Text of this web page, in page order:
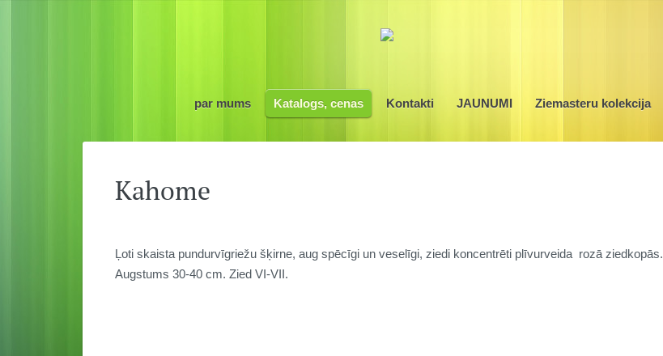
par mums Katalogs, cenas Kontakti JAUNUMI Ziemasteru kolekcija
Kahome
Ļoti skaista pundurvīgriežu šķirne, aug spēcīgi un veselīgi, ziedi koncentrēti plīvurveida rozā ziedkopās.
Augstums 30-40 cm. Zied VI-VII.